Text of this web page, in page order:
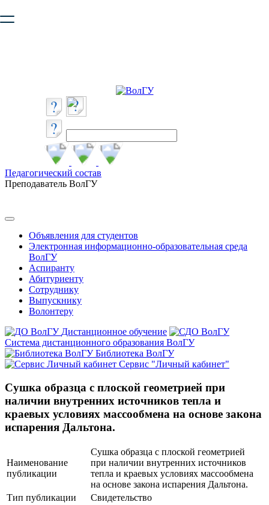
безопасную работу с сайтом. Пожалуйста
Педагогический состав
Преподаватель ВолГУ
Объявления для студентов
Электронная информационно-образовательная среда
ВолГУ
Аспиранту
Абитуриенту
Сотруднику
Выпускнику
Волонтеру
Дистанционное обучение
Система дистанционного образования ВолГУ
Библиотека ВолГУ
Сервис "Личный кабинет"
Сушка образца с плоской геометрией при
наличии внутренних источников тепла и
краевых условиях массообмена на основе закона
испарения Дальтона.
Наименование
публикации
Сушка образца с плоской геометрией
при наличии внутренних источников
тепла и краевых условиях массообмена
на основе закона испарения Дальтона.
Тип публикации
Свидетельство